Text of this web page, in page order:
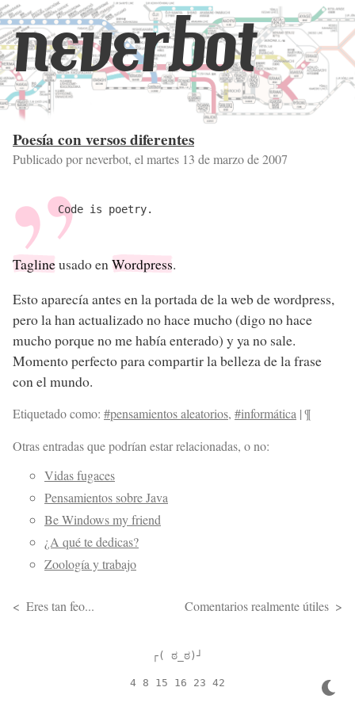
neverbot
Poesía con versos diferentes
Publicado por neverbot, el martes 13 de marzo de 2007
Code is poetry.
Taglineusado enWordpress.
Esto aparecía antes en la portada de la web de wordpress,
pero la han actualizado no hace mucho (digo no hace
mucho porque no me había enterado) y ya no sale.
Momento perfecto para compartir la belleza de la frase
con el mundo.
Etiquetado como: #pensamientos aleatorios, #informática |¶
Otras entradas que podrían estar relacionadas, o no:
Vidas fugaces
Pensamientos sobre Java
Be Windows my friend
¿A qué te dedicas?
Zoología y trabajo
Eres tan feo... Comentarios realmente útiles
┌( ಠ_ಠ)┘
4 8 15 16 23 42